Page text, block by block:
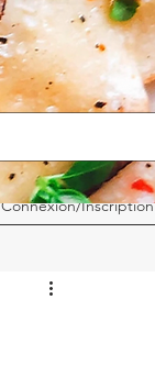
Connexion/Inscription